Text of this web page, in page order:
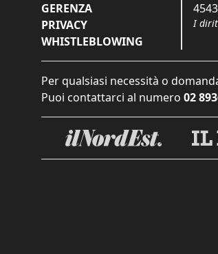
GERENZA
PRIVACY
WHISTLEBLOWING
I
Per qualsiasi necessità o
Puoi contattarci al numero 02